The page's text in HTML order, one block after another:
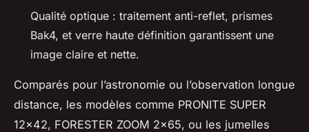
Qualité optique : traitement anti-reflet, prismes
Bak4, et verre haute définition garantissent une
image claire et nette.
Comparés pour l’astronomie ou l’observation longue
distance, les modèles comme PRONITE SUPER
12x42, FORESTER ZOOM 2x65, ou les jumelles